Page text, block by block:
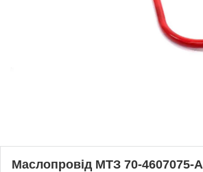
Маслопровід МТЗ 70-4607075-А